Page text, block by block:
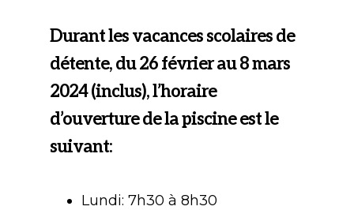
Durant les vacances scolaires de
détente, du 26 février au 8 mars
2024 (inclus), l’horaire
d’ouverture de la piscine est le
suivant:
Lundi: 7h30 à 8h30